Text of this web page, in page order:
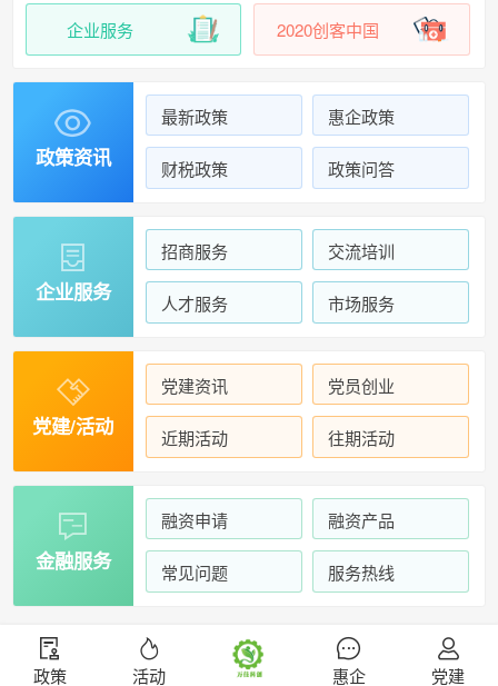
企业服务 2020创客中国

政策资讯
最新政策 惠企政策
财税政策 政策问答

企业服务
招商服务 交流培训
人才服务 市场服务

党建/活动
党建资讯 党员创业
近期活动 往期活动

金融服务
融资申请 融资产品
常见问题 服务热线
政策 活动 惠企 党建